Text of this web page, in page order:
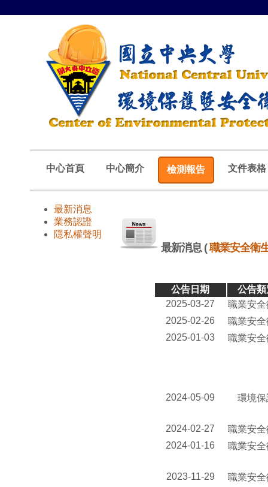
中心首頁 中心簡介 檢測報告 文件表格
最新消息
業務認證
隱私權聲明
最新消息 (職業安全衛
公告日期
公告
2025-03-27
職業安
2025-02-26
職業安
2025-01-03
職業安
2024-05-09 環境
2024-02-27
職業安
2024-01-16
職業安
2023-11-29
職業安